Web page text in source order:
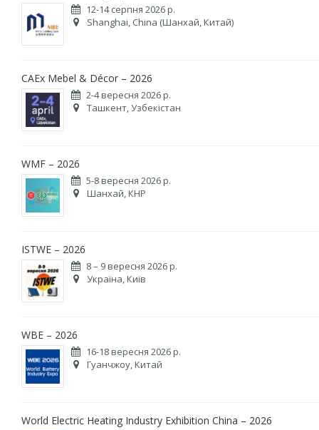
12-14 серпня 2026 р.
Shanghai, China (Шанхай, Китай)
CAEx Mebel & Décor – 2026
2-4 вересня 2026 р.
Ташкент, Узбекістан
WMF – 2026
5-8 вересня 2026 р.
Шанхай, КНР
ISTWE – 2026
8 – 9 вересня 2026 р.
Україна, Київ
WBE – 2026
16-18 вересня 2026 р.
Гуанчжоу, Китай
World Electric Heating Industry Exhibition China – 2026